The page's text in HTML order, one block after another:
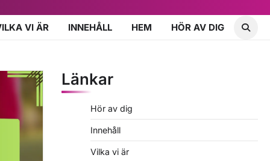
VI ÄR INNEHÅLL HEM HÖR AV DIG
Länkar
Hör av dig
Innehåll
Vilka vi är